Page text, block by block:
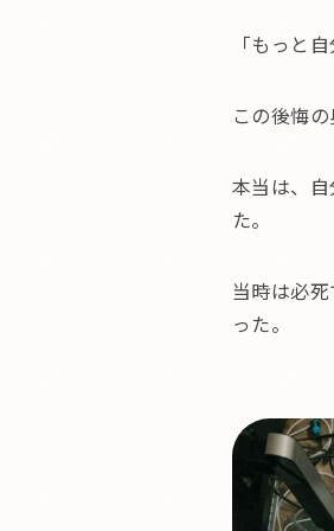
「もっと
この後悔
本当は、
た。
当時は必
った。